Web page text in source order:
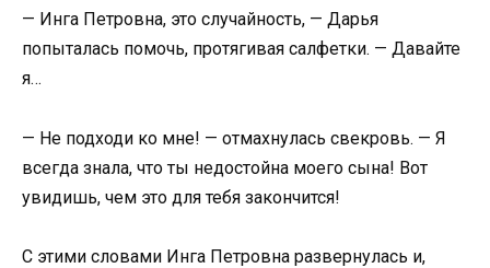
— Инга Петровна, это случайность, — Дарья
попыталась помочь, протягивая салфетки. — Давайте
я…
— Не подходи ко мне! — отмахнулась свекровь. — Я
всегда знала, что ты недостойна моего сына! Вот
увидишь, чем это для тебя закончится!
С этими словами Инга Петровна развернулась и,